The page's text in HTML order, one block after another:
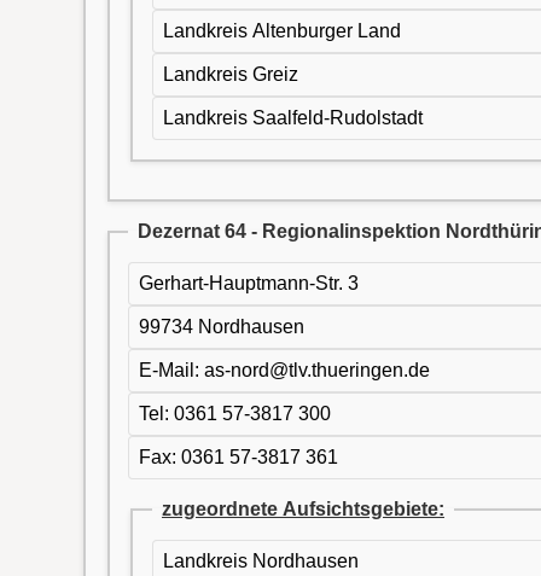
Landkreis Altenburger Land
Landkreis Greiz
Landkreis Saalfeld-Rudolstadt
Dezernat 64 - Regionalinspektion
Gerhart-Hauptmann-Str. 3
99734 Nordhausen
E-Mail: as-nord@tlv.thueringen.de
Tel: 0361 57-3817 300
Fax: 0361 57-3817 361
zugeordnete Aufsichtsgebiete:
Landkreis Nordhausen